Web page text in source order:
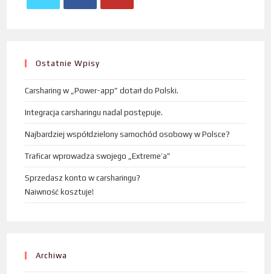
Ostatnie Wpisy
Carsharing w „Power-app” dotarł do Polski.
Integracja carsharingu nadal postępuje.
Najbardziej współdzielony samochód osobowy w Polsce?
Traficar wprowadza swojego „Extreme’a”
Sprzedasz konto w carsharingu?
Naiwność kosztuje!
Archiwa